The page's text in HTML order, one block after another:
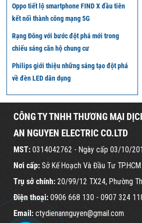
Oppo tiết lộ smartphone FIND X đầu tiên
kết nối thành công mạng 5G
Rạng Đông với bước đột phá mới trong
chiếu sáng căn hộ chung cư
Philips giới thiệu những sáng tạo đột phá
về đèn LED dân dụng
CÔNG TY TNHH THƯƠNG MẠI
AN NGUYEN ELECTRIC CO.LTD
MST:0314042762 - Ngày cấp 03/10/
Nơi cấp:Sở Kế Hoạch Và Đầu Tư TP.HCM
Trụ sở chính:20/99/12 TX24, Phường
Điện thoại:0906 668 130- 0907 324
Email: ctydienannguyen@gmail.com